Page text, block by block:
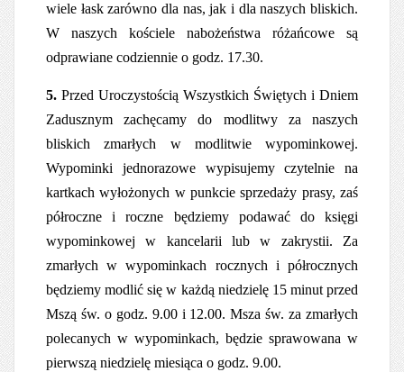
wiele łask zarówno dla nas, jak i dla naszych bliskich.
W naszych kościele nabożeństwa różańcowe są
odprawiane codziennie o godz. 17.30.
5. Przed Uroczystością Wszystkich Świętych i Dniem
Zadusznym zachęcamy do modlitwy za naszych
bliskich zmarłych w modlitwie wypominkowej.
Wypominki jednorazowe wypisujemy czytelnie na
kartkach wyłożonych w punkcie sprzedaży prasy, zaś
półroczne i roczne będziemy podawać do księgi
wypominkowej w kancelarii lub w zakrystii. Za
zmarłych w wypominkach rocznych i półrocznych
będziemy modlić się w każdą niedzielę 15 minut przed
Mszą św. o godz. 9.00 i 12.00. Msza św. za zmarłych
polecanych w wypominkach, będzie sprawowana w
pierwszą niedzielę miesiąca o godz. 9.00.